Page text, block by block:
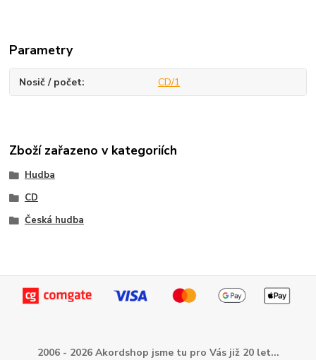
Parametry
Nosič / počet CD/1
Zboží zařazeno v kategoriích
Hudba
CD
Česká hudba
2006 - 2026 Akordshop jsme tu pro Vás již 20 let...